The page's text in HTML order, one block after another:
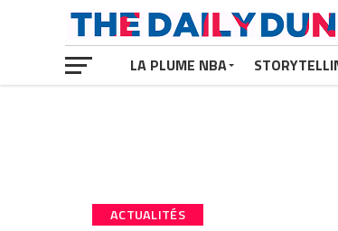
LA PLUME NBA
ACTUALITÉS